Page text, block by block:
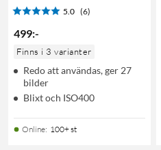
5.0 (6)
499:-
Finns i 3 varianter
Redo att användas, ger 27
bilder
Blixt och ISO400
Online: 100+ st